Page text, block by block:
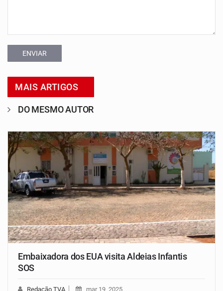
ENVIAR
MAIS ARTIGOS
DO MESMO AUTOR
Embaixadora dos EUA visita Aldeias Infantis
SOS
Redação TVA mar 19, 2025